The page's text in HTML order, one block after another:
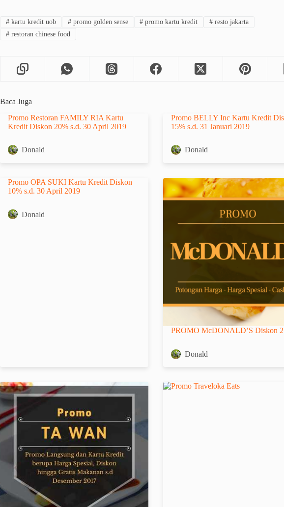
#kartu kredit uob #promo golden sense # promo kartu kredit # resto jakarta
#restoran chinese food
Baca Juga
Promo Restoran FAMILY RIA Kartu
Kredit Diskon 20% s.d. 30 April 2019
Donald
Promo BELLY Inc Kartu Kredit
15% s.d. 31 Januari 2019
Donald
Promo OPA SUKI Kartu Kredit Diskon
10% s.d. 30 April 2019
Donald
PROMO McDONALD’S Diskon
Donald